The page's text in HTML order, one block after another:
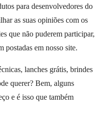
para desenvolvedores do
as suas opiniões com os
que não puderem participar,
postadas em nosso site.
lanches grátis, brindes
querer? Bem, alguns
e é isso que também